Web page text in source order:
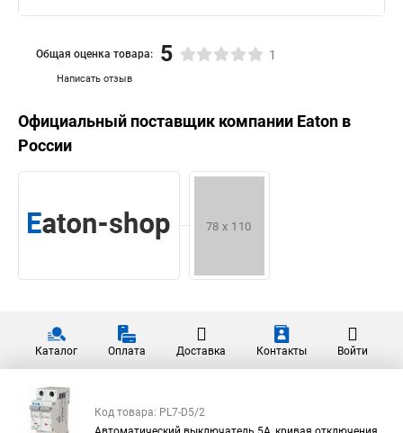
Написать отзыв
Общая оценка товара: 5 1
Официальный поставщик компании Eaton в
России
Каталог Оплата Доставка Контакты Войти
Код товара: PL7-D5/2